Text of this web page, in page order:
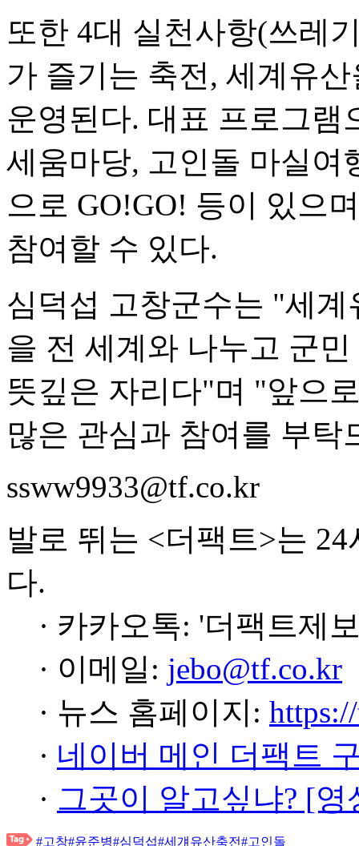
또한 4대 실천사항(쓰레
가 즐기는 축전, 세계유
운영된다. 대표 프로그램
세움마당, 고인돌 마실여
으로 GO!GO! 등이 있으
참여할 수 있다.
심덕섭 고창군수는 "세
을 전 세계와 나누고 군
뜻깊은 자리다"며 "앞으
많은 관심과 참여를 부탁
ssww9933@tf.co.kr
발로 뛰는 <더팩트>는
다.
· 카카오톡: '더팩트제
· 이메일: jebo@tf.co.kr
· 뉴스 홈페이지:
· 네이버 메인 더팩트
· 그곳이 알고싶냐? [
#고창#윤준병#심덕섭#세걔유산축전#고인돌